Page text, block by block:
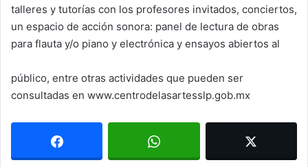
talleres y tutorías con los profesores invitados, conciertos,
un espacio de acción sonora: panel de lectura de obras
para flauta y/o piano y electrónica y ensayos abiertos al
público, entre otras actividades que pueden ser
consultadas en www.centrodelasartesslp.gob.mx